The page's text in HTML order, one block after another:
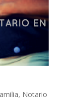
, Notario